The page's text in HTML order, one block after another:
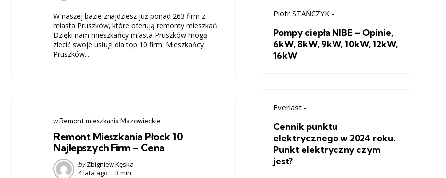
W naszej bazie znajdziesz już ponad 263 firm z
miasta Pruszków, które oferują remonty mieszkań.
Dzięki nam mieszkańcy miasta Pruszków mogą
zlecić swoje usługi dla top 10 firm. Mieszkańcy
Pruszków...
Categories
post
wRemont mieszkania Mazowieckie
Remont Mieszkania Płock 10
Najlepszych Firm – Cena
Posted
by
by Zbigniew Kęska
4 lata ago
3 min
Piotr STAŃCZYK -
Pompy ciepła NIBE – Opinie,
6kW, 8kW, 9kW, 10kW, 12kW,
16kW
Everlast -
Cennik punktu
elektrycznego w 2024 roku.
Punkt elektryczny czym
jest?